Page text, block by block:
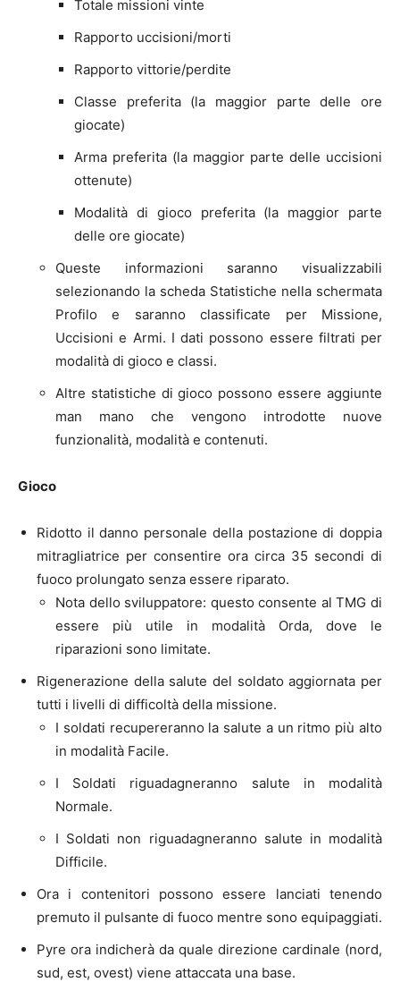
Totale missioni vinte
Rapporto uccisioni/morti
Rapporto vittorie/perdite
Classe preferita (la maggior parte delle ore
giocate)
Arma preferita (la maggior parte delle uccisioni
ottenute)
Modalità di gioco preferita (la maggior parte
delle ore giocate)
Queste informazioni saranno visualizzabili
selezionando la scheda Statistiche nella schermata
Profilo e saranno classificate per Missione,
Uccisioni e Armi. I dati possono essere filtrati per
modalità di gioco e classi.
Altre statistiche di gioco possono essere aggiunte
man mano che vengono introdotte nuove
funzionalità, modalità e contenuti.
Gioco
Ridotto il danno personale della postazione di doppia
mitragliatrice per consentire ora circa 35 secondi di
fuoco prolungato senza essere riparato.
Nota dello sviluppatore: questo consente al TMG di
essere più utile in modalità Orda, dove le
riparazioni sono limitate.
Rigenerazione della salute del soldato aggiornata per
tutti i livelli di difficoltà della missione.
I soldati recupereranno la salute a un ritmo più alto
in modalità Facile.
I Soldati riguadagneranno salute in modalità
Normale.
I Soldati non riguadagneranno salute in modalità
Difficile.
Ora i contenitori possono essere lanciati tenendo
premuto il pulsante di fuoco mentre sono equipaggiati.
Pyre ora indicherà da quale direzione cardinale (nord,
sud, est, ovest) viene attaccata una base.